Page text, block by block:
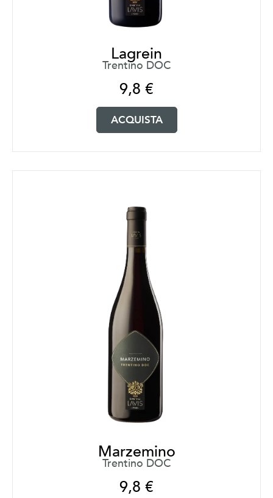
Lagrein
Trentino DOC
9,8 €
ACQUISTA
Marzemino
Trentino DOC
9,8 €